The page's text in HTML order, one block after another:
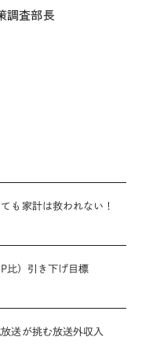
調査部長
も家計は救われない！
比）引き下げ目標
送が挑む放送外収入